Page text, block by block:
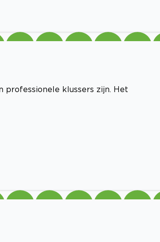
professionele klussers zijn. Het